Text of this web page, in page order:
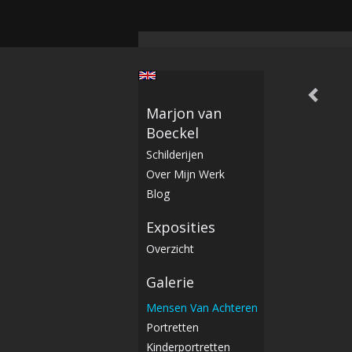
Marjon van
Boeckel
Schilderijen
Over Mijn Werk
Blog
Exposities
Overzicht
Galerie
Mensen Van Achteren
Portretten
Kinderportretten